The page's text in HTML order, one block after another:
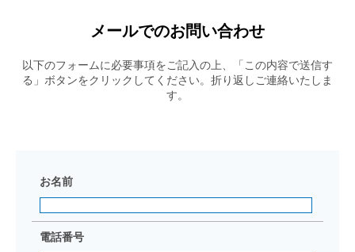
メールでのお問い合わせ
以下のフォームに必要事項をご記入の上、「この内容で送信す
る」ボタンをクリックしてください。折り返しご連絡いたしま
す。
お名前
電話番号